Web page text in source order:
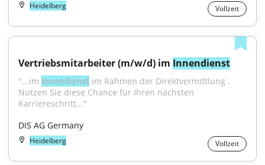
Heidelberg Vollzeit
Vertriebsmitarbeiter (m/w/d) im Innendienst
"...im Innendienst im Rahmen der Direktvermittlung .
Nutzen Sie diese Chance für Ihren nächsten
Karriereschritt..."
DIS AG Germany
Heidelberg Vollzeit